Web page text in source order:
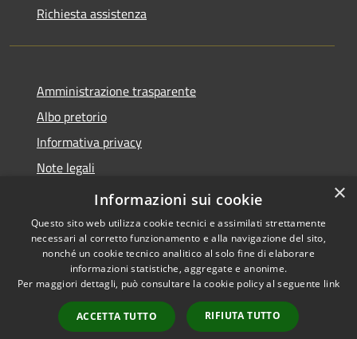
Richiesta assistenza
Amministrazione trasparente
Albo pretorio
Informativa privacy
Note legali
Dichiarazione di accessibilità
Accessibilità
Copyright © 2026 • Comune di
Agugliano • Powered by
Municipium•
Accesso
redazione
×
Informazioni sui cookie
Questo sito web utilizza cookie tecnici e assimilati strettamente
necessari al corretto funzionamento e alla navigazione del sito,
nonché un cookie tecnico analitico al solo fine di elaborare
informazioni statistiche, aggregate e anonime.
Per maggiori dettagli, può consultare la cookie policy al seguente link
ACCETTA TUTTO RIFIUTA TUTTO